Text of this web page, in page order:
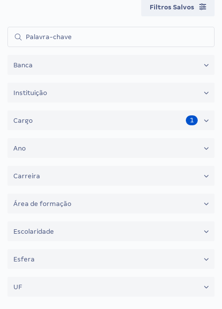
Filtros Salvos
Banca
Instituição
Cargo 1
Ano
Carreira
Área de formação
Escolaridade
Esfera
UF